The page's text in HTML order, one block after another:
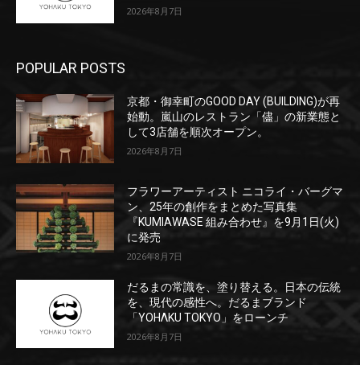
2026年8月7日
POPULAR POSTS
京都・御幸町のGOOD DAY (BUILDING)が再
始動。嵐山のレストラン「儘」の新業態と
して3店舗を順次オープン。
2026年8月7日
フラワーアーティスト ニコライ・バーグマ
ン、25年の創作をまとめた写真集
『KUMIAWASE 組み合わせ』を9月1日(火)
に発売
2026年8月7日
だるまの常識を、塗り替える。日本の伝統
を、現代の感性へ。だるまブランド
「YOHΛKU TOKYO」をローンチ
2026年8月7日